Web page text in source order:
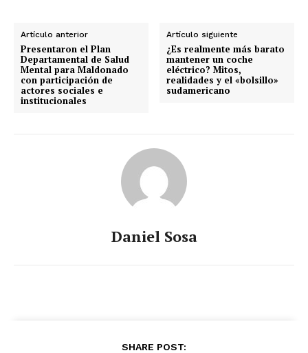
Artículo anterior
Presentaron el Plan
Departamental de Salud
Mental para Maldonado
con participación de
actores sociales e
institucionales
Artículo siguiente
¿Es realmente más barato
mantener un coche
eléctrico? Mitos,
realidades y el «bolsillo»
sudamericano
Daniel Sosa
SHARE POST: